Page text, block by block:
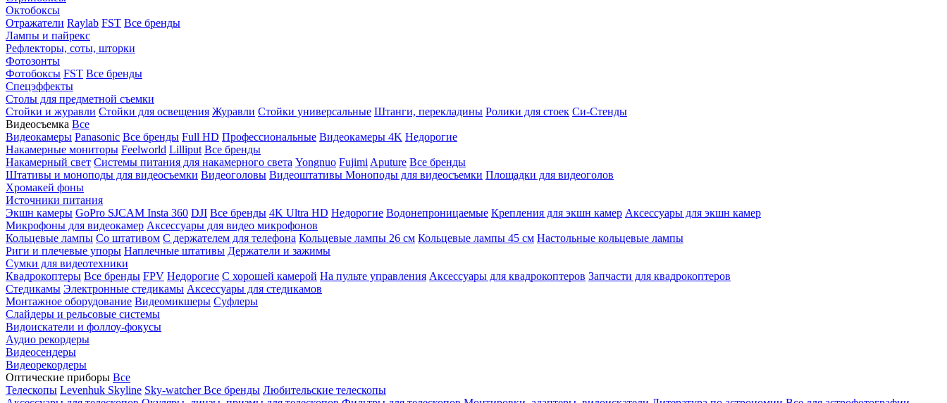
Октобоксы
Отражатели Raylab FST Все бренды
Лампы и пайрекс
Рефлекторы, соты, шторки
Фотозонты
Фотобоксы FST Все бренды
Спецэффекты
Столы для предметной съемки
Стойки и журавли Стойки для освещения Журавли Стойки универсальные Штанги, перекладины Ролики для стоек Си-Стенды
Видеосъемка Все
Видеокамеры Panasonic Все бренды Full HD Профессиональные Видеокамеры 4K Недорогие
Накамерные мониторы Feelworld Lilliput Все бренды
Накамерный свет Системы питания для накамерного света Yongnuo Fujimi Aputure Все бренды
Штативы и моноподы для видеосъемки Видеоголовы Видеоштативы Моноподы для видеосъемки Площадки для видеоголов
Хромакей фоны
Источники питания
Экшн камеры GoPro SJCAM Insta 360 DJI Все бренды 4K Ultra HD Недорогие Водонепроницаемые Крепления для экшн камер Аксессуары для экшн камер
Микрофоны для видеокамер Аксессуары для видео микрофонов
Кольцевые лампы Со штативом C держателем для телефона Кольцевые лампы 26 см Кольцевые лампы 45 см Настольные кольцевые лампы
Риги и плечевые упоры Наплечные штативы Держатели и зажимы
Сумки для видеотехники
Квадрокоптеры Все бренды FPV Недорогие С хорошей камерой На пульте управления Аксессуары для квадрокоптеров Запчасти для квадрокоптеров
Стедикамы Электронные стедикамы Аксессуары для стедикамов
Монтажное оборудование Видеомикшеры Суфлеры
Слайдеры и рельсовые системы
Видоискатели и фоллоу-фокусы
Аудио рекордеры
Видеосендеры
Видеорекордеры
Оптические приборы Все
Телескопы Levenhuk Skyline Sky-watcherВсе бренды Любительские телескопы